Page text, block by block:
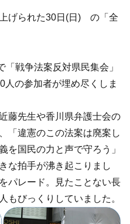
げられた30日(日) の「全
戦争法案反対県民集会」
人の参加者が埋め尽くしま
藤先生や香川県弁護士会の
「違憲のこの法案は廃案し
を国民の力と声で守ろう」
な拍手が沸き起こりまし
パレード。見たことない長
もびっくりしていました。